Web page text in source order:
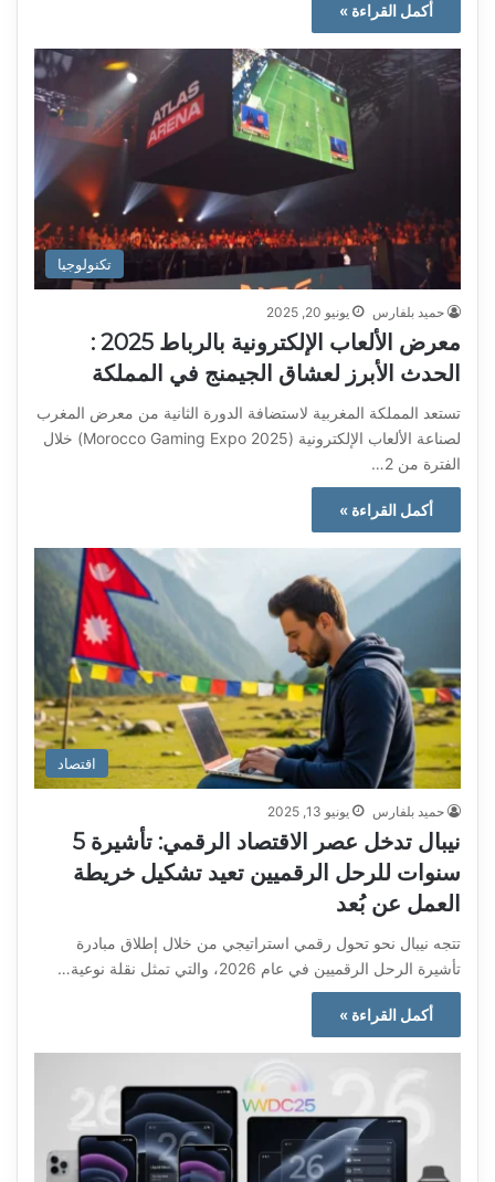
أكمل القراءة »
تكنولوجيا
حميد بلفارس يونيو 20, 2025
معرض الألعاب الإلكترونية بالرباط 2025 :
الحدث الأبرز لعشاق الجيمنج في المملكة
تستعد المملكة المغربية لاستضافة الدورة الثانية من معرض المغرب
لصناعة الألعاب الإلكترونية (Morocco Gaming Expo 2025) خلال
الفترة من 2…
أكمل القراءة »
اقتصاد
حميد بلفارس يونيو 13, 2025
نيبال تدخل عصر الاقتصاد الرقمي: تأشيرة 5
سنوات للرحل الرقميين تعيد تشكيل خريطة
العمل عن بُعد
تتجه نيبال نحو تحول رقمي استراتيجي من خلال إطلاق مبادرة
تأشيرة الرحل الرقميين في عام 2026، والتي تمثل نقلة نوعية…
أكمل القراءة »